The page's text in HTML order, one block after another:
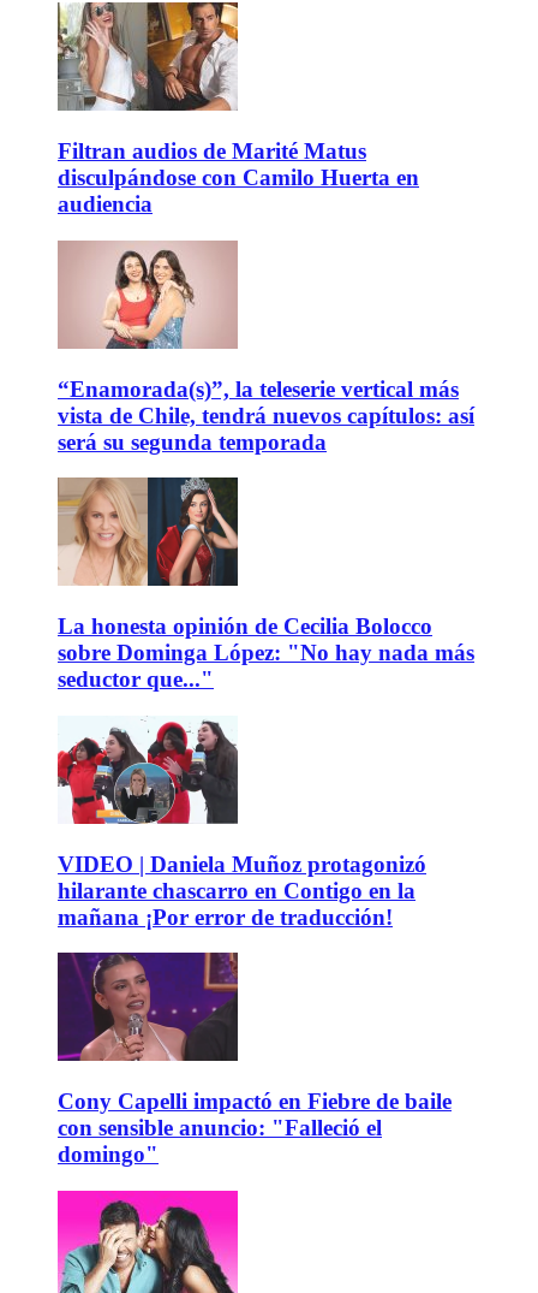
Filtran audios de Marité Matus
disculpándose con Camilo Huerta en
audiencia
“Enamorada(s)”, la teleserie vertical más
vista de Chile, tendrá nuevos capítulos: así
será su segunda temporada
La honesta opinión de Cecilia Bolocco
sobre Dominga López: "No hay nada más
seductor que..."
VIDEO | Daniela Muñoz protagonizó
hilarante chascarro en Contigo en la
mañana ¡Por error de traducción!
Cony Capelli impactó en Fiebre de baile
con sensible anuncio: "Falleció el
domingo"